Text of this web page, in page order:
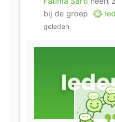
bij de groep
geleden